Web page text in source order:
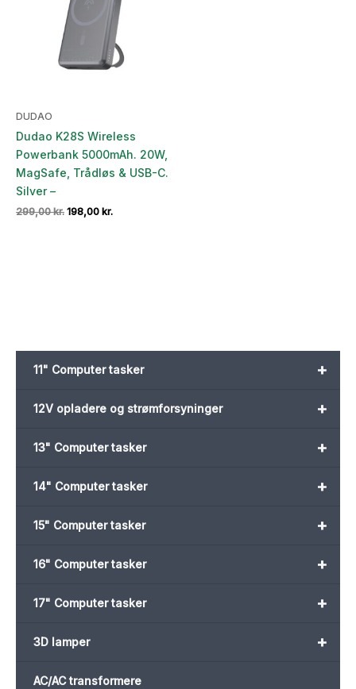
+
11" Computer tasker
+
12V opladere og strømforsyninger
+
13" Computer tasker
+
14" Computer tasker
+
15" Computer tasker
+
16" Computer tasker
+
17" Computer tasker
+
3D lamper
AC/AC transformere
DUDAO
Dudao K28S Wireless
Powerbank 5000mAh. 20W,
MagSafe, Trådløs & USB-C.
Silver –
299,00kr. Den
198,00 kr.Den